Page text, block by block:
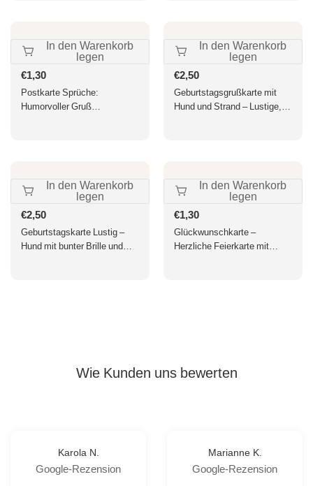
In den Warenkorb
legen
Normaler
Preis
€1,30
Postkarte Sprüche:
Humorvoller Gruß
In den Warenkorb
legen
Normaler
Preis
€2,50
Geburtstagsgrußkarte mit
Hund und Strand – Lustige,
In den Warenkorb
legen
Normaler
Preis
€2,50
Geburtstagskarte Lustig –
Hund mit bunter Brille und
In den Warenkorb
legen
Normaler
Preis
€1,30
Glückwunschkarte –
Herzliche Feierkarte mit
Wie Kunden uns bewerten
Karola N.
Google-Rezension
Marianne K.
Google-Rezension